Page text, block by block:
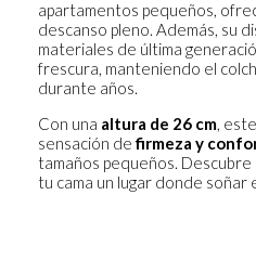
apartamentos pequeños,
descanso pleno. Además, su
materiales de última
frescura, manteniendo el
durante años.
Con una altura de 26 cm,
sensación defirmeza y
tamaños pequeños.
tu cama un lugar donde soñar